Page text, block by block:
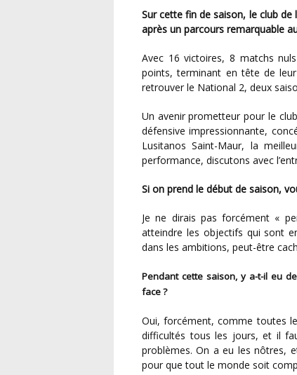
Sur cette fin de saison, le club de l’US Lusitanos Saint-Maur s’offre un ticket pour la National 2,
après un parcours remarquable
Avec 16 victoires, 8 matchs nuls et seulement 2 défaites, les Saint-Mauriens totalisent 56
points, terminant en tête de
retrouver le National 2, deux
Un avenir prometteur pour le club du Val-de-Marne, dont l’équipe senior a affiché une solidité
défensive impressionnante,
Lusitanos Saint-Maur, la
performance, discutons avec
Si on prend le début de saison,
Je ne dirais pas forcément « penser », car on joue pour ça : pour gagner, pour espérer
atteindre les objectifs qui sont
dans les ambitions, peut-être
Pendant cette saison, y a-t-il eu des changements, des difficultés auxquelles vous avez dû faire
face ?
Oui, forcément, comme toutes les saisons et comme pour tous les clubs. On rencontre des
difficultés tous les jours, et il
problèmes. On a eu les nôtres,
pour que tout le monde soit